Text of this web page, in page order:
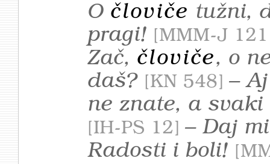
O človiče tužni,
pragi!
MMM-J 121
Zač,človiče, o
daš?
KN 548 – Aj
ne znate, a
IH-PS 12
– Daj
Radosti i boli!